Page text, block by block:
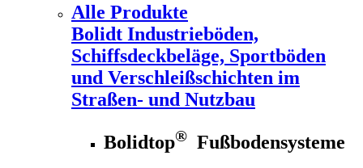
Alle Produkte
Bolidt Industrieböden,
Schiffsdeckbeläge, Sportböden
und Verschleißschichten im
Straßen- und Nutzbau
Bolidtop® Fußbodensysteme